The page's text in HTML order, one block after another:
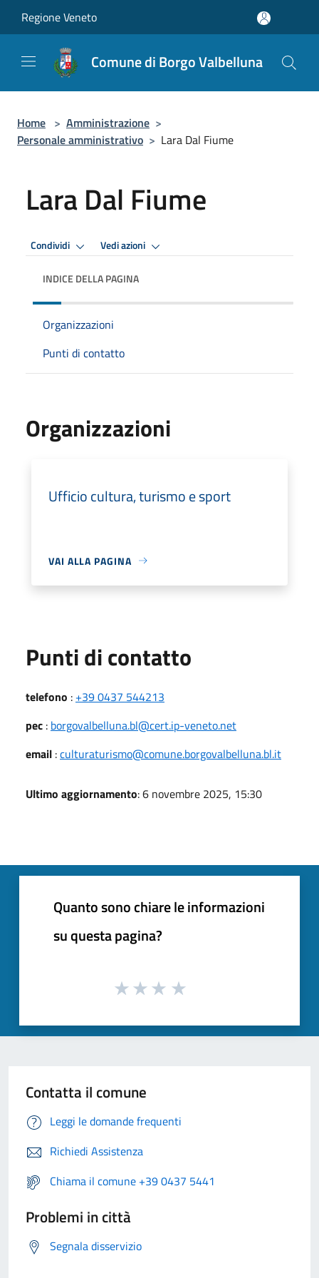
Regione Veneto
Comune di Borgo Valbelluna
Home > Amministrazione >
Personale amministrativo > Lara Dal Fiume
Lara Dal Fiume
Condividi Vedi azioni
INDICE DELLA PAGINA
Organizzazioni
Punti di contatto
Organizzazioni
Ufficio cultura, turismo e sport
VAI ALLA PAGINA
Punti di contatto
telefono : +39 0437 544213
pec : borgovalbelluna.bl@cert.ip-veneto.net
email :culturaturismo@comune.borgovalbelluna.bl.it
Ultimo aggiornamento: 6 novembre 2025, 15:30
Quanto sono chiare le informazioni
su questa pagina?
Contatta il comune
Leggi le domande frequenti
Richiedi Assistenza
Chiama il comune +39 0437 5441
Problemi in città
Segnala disservizio